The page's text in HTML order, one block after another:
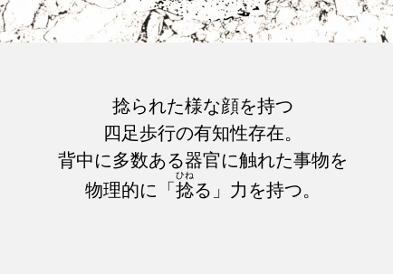
捻られた様な顔を持つ
四足歩行の有知性存在。
背中に多数ある器官に触れた事物を
物理的に「 捻
ひね
る」力を持つ。